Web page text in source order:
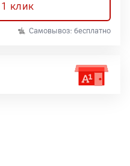
1 клик
Самовывоз: бесплатно